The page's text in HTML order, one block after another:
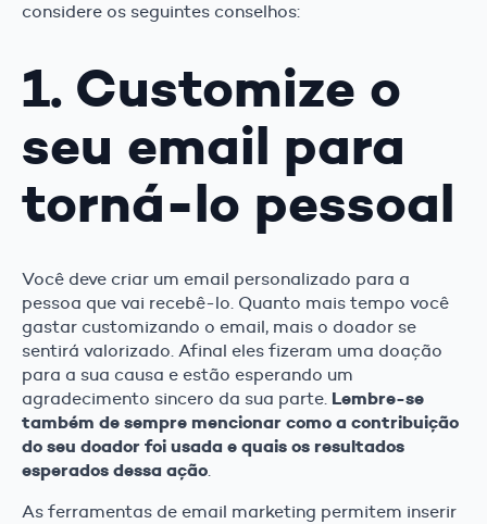
considere os seguintes conselhos:
1. Customize o
seu email para
torná-lo pessoal
Você deve criar um email personalizado para a
pessoa que vai recebê-lo. Quanto mais tempo você
gastar customizando o email, mais o doador se
sentirá valorizado. Afinal eles fizeram uma doação
para a sua causa e estão esperando um
agradecimento sincero da sua parte. Lembre-se
também de sempre mencionar como a contribuição
do seu doador foi usada e quais os resultados
esperados dessa ação.
As ferramentas de email marketing permitem inserir